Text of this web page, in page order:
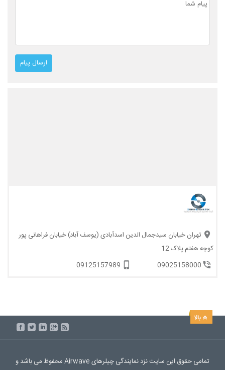
تهران خیابان سیدجمال الدین اسدآبادی (یوسف آباد) خیابان فراهانی پور
کوچه هفتم پلاک 12
09025158000
09125157989
تمامی حقوق این سایت نزد نمایندگی چیلرهای Airwave محفوظ می باشد و